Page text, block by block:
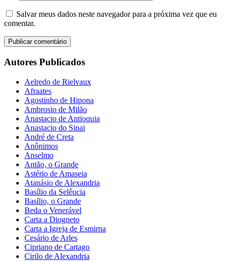
Salvar meus dados neste navegador para a próxima vez que eu
comentar.
Autores Publicados
Aelredo de Rielvaux
Afraates
Agostinho de Hipona
Ambrosio de Milão
Anastacio de Antioquia
Anastacio do Sinai
André de Creta
Anônimos
Anselmo
Antão, o Grande
Astério de Amaseia
Atanásio de Alexandria
Basílio da Selêucia
Basílio, o Grande
Beda o Venerável
Carta a Diogneto
Carta a Igreja de Esmirna
Cesário de Arles
Cipriano de Cartago
Cirilo de Alexandria